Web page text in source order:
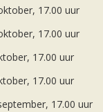
17.00 uur
17.00 uur
17.00 uur
17.00 uur
17.00 uur